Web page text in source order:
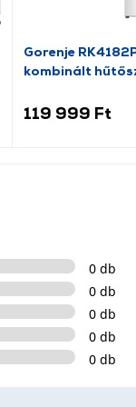
Gorenje
kombinált
119 999 Ft
0 db
0 db
0 db
0 db
0 db